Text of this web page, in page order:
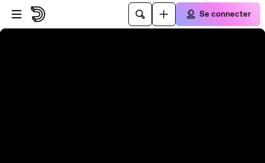
Passer au player
Passer au contenu principal
Se connecter